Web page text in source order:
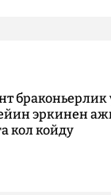
браконьерлик
эркинен
кол койду